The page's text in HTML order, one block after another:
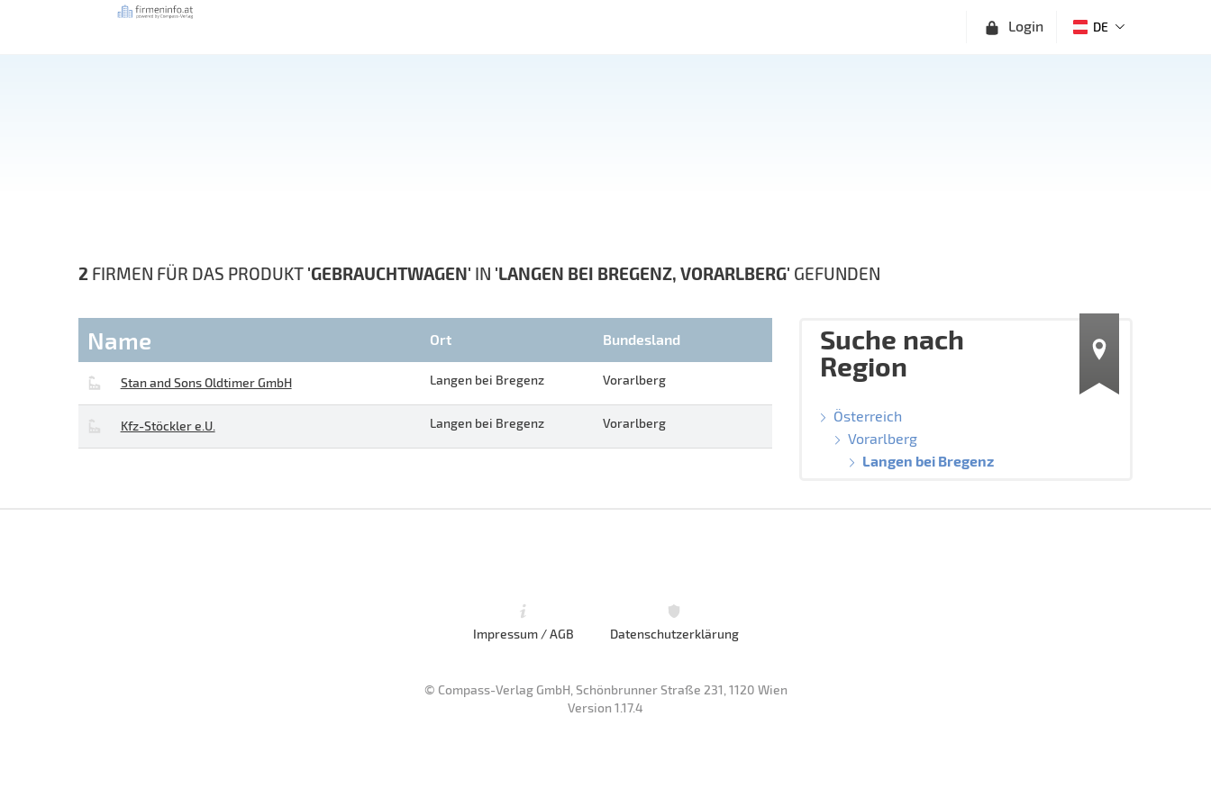
Login DE
2 FIRMEN FÜR DAS PRODUKT 'GEBRAUCHTWAGEN' IN 'LANGEN BEI BREGENZ, VORARLBERG' GEFUNDEN
Name Ort Bundesland
Stan and Sons Oldtimer GmbH Langen bei Bregenz Vorarlberg
Kfz-Stöckler e.U. Langen bei Bregenz Vorarlberg
Suche nach
Region
Österreich
Vorarlberg
Langen bei Bregenz
Impressum / AGB Datenschutzerklärung
© Compass-Verlag GmbH, Schönbrunner Straße 231, 1120 Wien
Version 1.17.4